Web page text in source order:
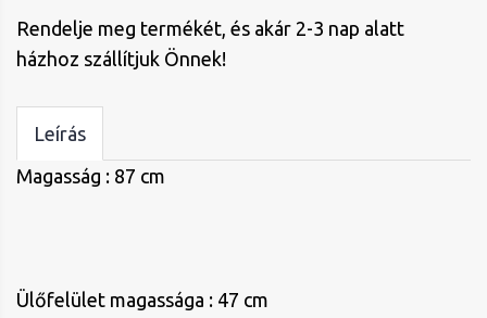
Rendelje meg termékét, és akár 2-3 nap alatt
házhoz szállítjuk Önnek!
Leírás
Magasság : 87 cm
Ülőfelület magassága : 47 cm